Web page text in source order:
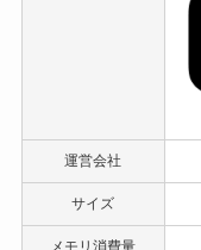
運営会社
サイズ
メモリ消費量